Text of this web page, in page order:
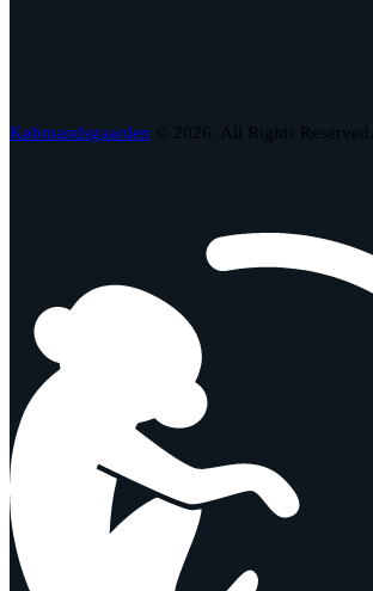
Købmandsgaarden © 2026. All Rights Reserved.